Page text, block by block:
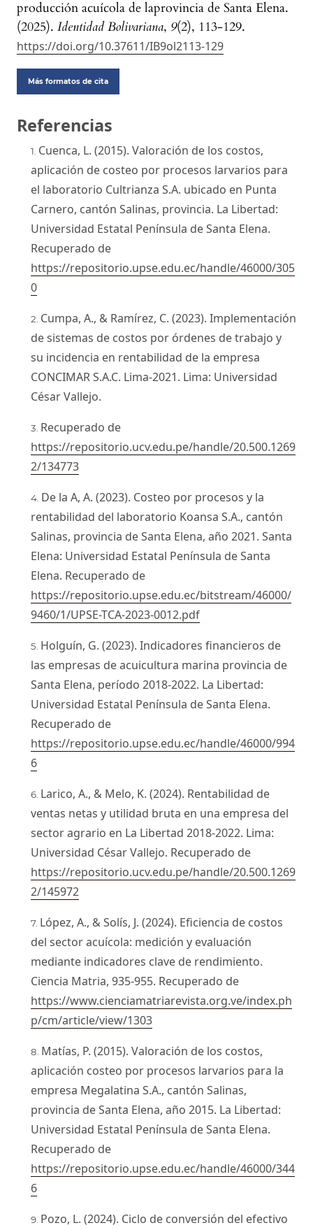
producción acuícola de laprovincia de Santa Elena.
(2025). Identidad Bolivariana, 9(2), 113-129.
https://doi.org/10.37611/IB9ol2113-129
Más formatos de cita
Referencias
Cuenca, L. (2015). Valoración de los costos,
aplicación de costeo por procesos larvarios para
el laboratorio Cultrianza S.A. ubicado en Punta
Carnero, cantón Salinas, provincia. La Libertad:
Universidad Estatal Península de Santa Elena.
Recuperado de
https://repositorio.upse.edu.ec/handle/46000/305
0
Cumpa, A., & Ramírez, C. (2023). Implementación
de sistemas de costos por órdenes de trabajo y
su incidencia en rentabilidad de la empresa
CONCIMAR S.A.C. Lima-2021. Lima: Universidad
César Vallejo.
Recuperado de
https://repositorio.ucv.edu.pe/handle/20.500.1269
2/134773
De la A, A. (2023). Costeo por procesos y la
rentabilidad del laboratorio Koansa S.A., cantón
Salinas, provincia de Santa Elena, año 2021. Santa
Elena: Universidad Estatal Península de Santa
Elena. Recuperado de
https://repositorio.upse.edu.ec/bitstream/46000/
9460/1/UPSE-TCA-2023-0012.pdf
Holguín, G. (2023). Indicadores financieros de
las empresas de acuicultura marina provincia de
Santa Elena, período 2018-2022. La Libertad:
Universidad Estatal Península de Santa Elena.
Recuperado de
https://repositorio.upse.edu.ec/handle/46000/994
6
Larico, A., & Melo, K. (2024). Rentabilidad de
ventas netas y utilidad bruta en una empresa del
sector agrario en La Libertad 2018-2022. Lima:
Universidad César Vallejo. Recuperado de
https://repositorio.ucv.edu.pe/handle/20.500.1269
2/145972
López, A., & Solís, J. (2024). Eficiencia de costos
del sector acuícola: medición y evaluación
mediante indicadores clave de rendimiento.
Ciencia Matria, 935-955. Recuperado de
https://www.cienciamatriarevista.org.ve/index.ph
p/cm/article/view/1303
Matías, P. (2015). Valoración de los costos,
aplicación costeo por procesos larvarios para la
empresa Megalatina S.A., cantón Salinas,
provincia de Santa Elena, año 2015. La Libertad:
Universidad Estatal Península de Santa Elena.
Recuperado de
https://repositorio.upse.edu.ec/handle/46000/344
6
Pozo, L. (2024). Ciclo de conversión del efectivo